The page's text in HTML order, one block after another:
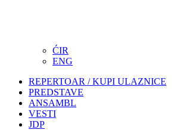
ĆIR
ENG
REPERTOAR / KUPI ULAZNICE
PREDSTAVE
ANSAMBL
VESTI
JDP